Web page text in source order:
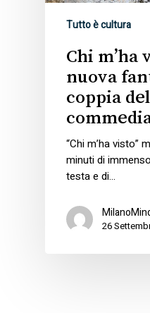
Tutto è cultura
Chi m’ha
nuova
coppia
“Chi m’ha visto”
minuti di
testa e di…
26